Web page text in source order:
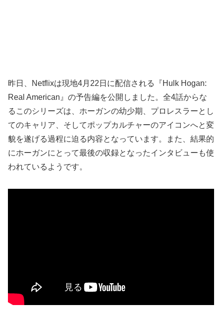
昨日、Netflixは現地4月22日に配信される『Hulk Hogan:
Real American』の予告編を公開しました。全4話からな
るこのシリーズは、ホーガンの幼少期、プロレスラーとし
てのキャリア、そしてポップカルチャーのアイコンへと変
貌を遂げる過程に迫る内容となっています。また、結果的
にホーガンにとって最後の収録となったインタビューも使
われているようです。